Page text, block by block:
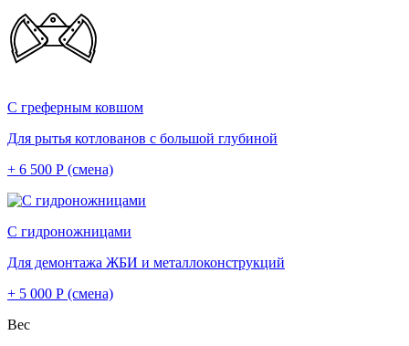
С греферным ковшом
Для рытья котлованов с большой глубиной
+ 6 500 Р (смена)
С гидроножницами
Для демонтажа ЖБИ и металлоконструкций
+ 5 000 Р (смена)
Вес